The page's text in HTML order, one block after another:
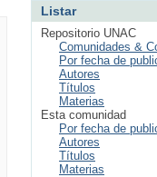
Listar
Repositorio UNAC
Comunidades &
Por fecha de
Autores
Títulos
Materias
Esta comunidad
Por fecha de
Autores
Títulos
Materias